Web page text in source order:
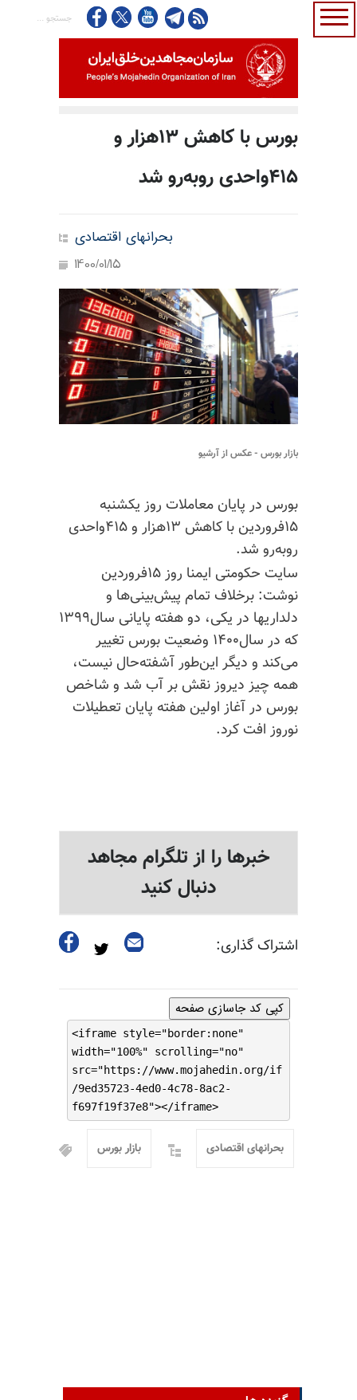
بورس با کاهش ۱۳هزار و
۴۱۵واحدی روبه‌رو شد
بحرانهای اقتصادی
1400/01/15
بازار بورس - عکس از آرشیو
بورس در پایان معاملات روز یکشنبه
۱۵فروردین با کاهش ۱۳هزار و ۴۱۵واحدی
روبه‌رو شد.
سایت حکومتی ایمنا روز ۱۵فروردین
نوشت: برخلاف تمام پیش‌بینی‌ها و
دلداریها
در یکی، دو هفته پایانی سال۱۳۹۹
که در سال۱۴۰۰ وضعیت بورس تغییر
می‌کند و دیگر این‌طور آشفته‌حال نیست،
همه چیز دیروز نقش بر آب شد و شاخص
بورس در آغاز اولین هفته پایان تعطیلات
نوروز افت کرد.
خبرها را از تلگرام مجاهد
دنبال کنید
اشتراک گذاری:
کپی کد جاسازی صفحه
<iframe style="border:none"
width="100%" scrolling="no"
src="https://www.mojahedin.org/if
/9ed35723-4ed0-4c78-8ac2-
f697f19f37e8"></iframe>
بازار بورس بحرانهای اقتصادی